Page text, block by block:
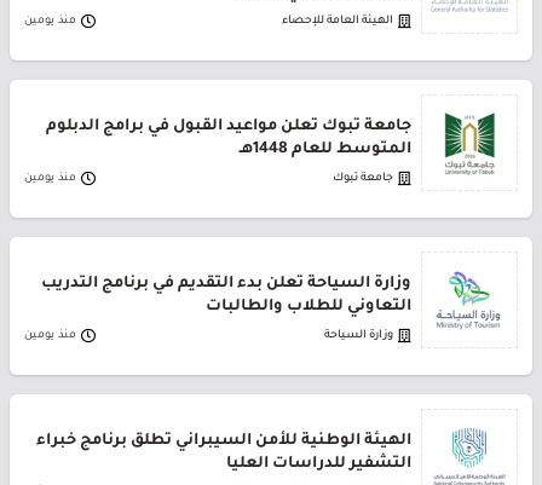
الهيئة العامة للإحصاء منذ يومين
جامعة تبوك تعلن مواعيد القبول في برامج الدبلوم
المتوسط للعام 1448هـ
جامعة تبوك منذ يومين
وزارة السياحة تعلن بدء التقديم في برنامج التدريب
التعاوني للطلاب والطالبات
وزارة السياحة منذ يومين
الهيئة الوطنية للأمن السيبراني تطلق برنامج خبراء
التشفير للدراسات العليا